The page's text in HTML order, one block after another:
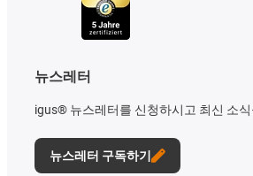
뉴스레터
igus® 뉴스레터를 신청하시고 최신 소
뉴스레터 구독하기